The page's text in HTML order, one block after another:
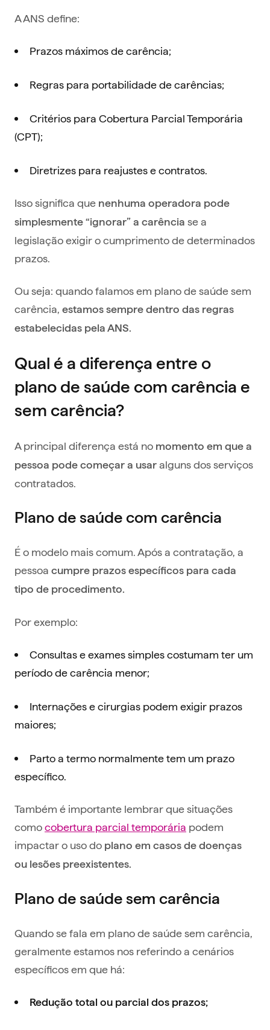
A ANS define:
Prazos máximos de carência;
Regras para portabilidade de carências;
Critérios para Cobertura Parcial Temporária
(CPT);
Diretrizes para reajustes e contratos.
Isso significa que nenhuma operadora pode
simplesmente “ignorar” a carência se a
legislação exigir o cumprimento de determinados
prazos.
Ou seja: quando falamos em plano de saúde sem
carência, estamos sempre dentro das regras
estabelecidas pela ANS.
Qual é a diferença entre o
plano de saúde com carência e
sem carência?
A principal diferença está no momento em que a
pessoa pode começar a usar alguns dos serviços
contratados.
Plano de saúde com carência
É o modelo mais comum. Após a contratação, a
pessoa cumpre prazos específicos para cada
tipo de procedimento.
Por exemplo:
Consultas e exames simples costumam ter um
período de carência menor;
Internações e cirurgias podem exigir prazos
maiores;
Parto a termo normalmente tem um prazo
específico.
Também é importante lembrar que situações
comocobertura parcial temporária podem
impactar o uso do plano em casos de doenças
ou lesões preexistentes.
Plano de saúde sem carência
Quando se fala em plano de saúde sem carência,
geralmente estamos nos referindo a cenários
específicos em que há:
Redução total ou parcial dos prazos;